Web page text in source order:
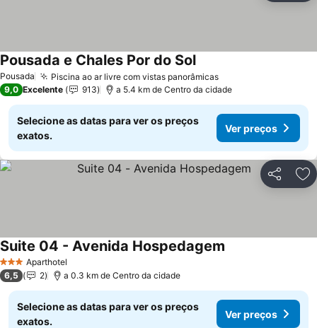
Pousada Piscina ao ar livre com vistas panorâmicas
Pousada e Chales Por do Sol
9,0 Excelente 913 a 5.4 km de Centro da cidade
Selecione as datas para ver os preços
exatos.
Ver preços
Partilhar
3 EstrelasAparthotel
Suite 04 - Avenida Hospedagem
6,5 2 a 0.3 km de Centro da cidade
Selecione as datas para ver os preços
exatos.
Ver preços